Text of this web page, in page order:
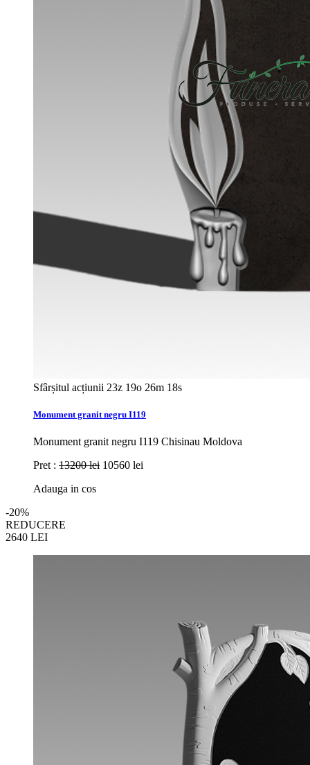
Sfârșitul acțiunii 23z 19o 26m 16s
Monument granit negru I119
Monument granit negru I119 Chisinau Moldova
Pret : 13200 lei 10560 lei
Adauga in cos
-20%
REDUCERE
2640 LEI